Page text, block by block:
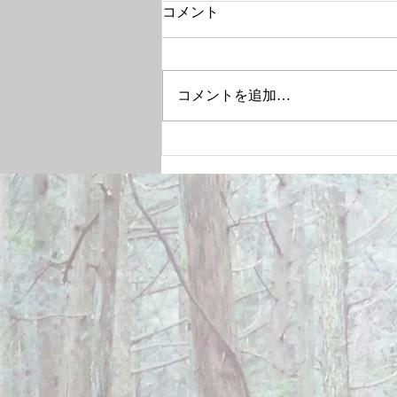
December 28, 2024
コメント
コメントを追加…